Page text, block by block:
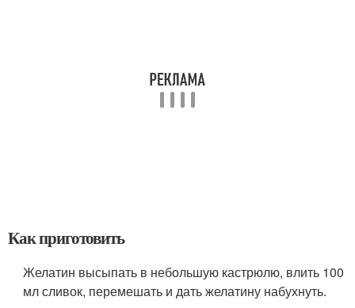
Как приготовить
Желатин высыпать в небольшую кастрюлю, влить 100
мл сливок, перемешать и дать желатину набухнуть.